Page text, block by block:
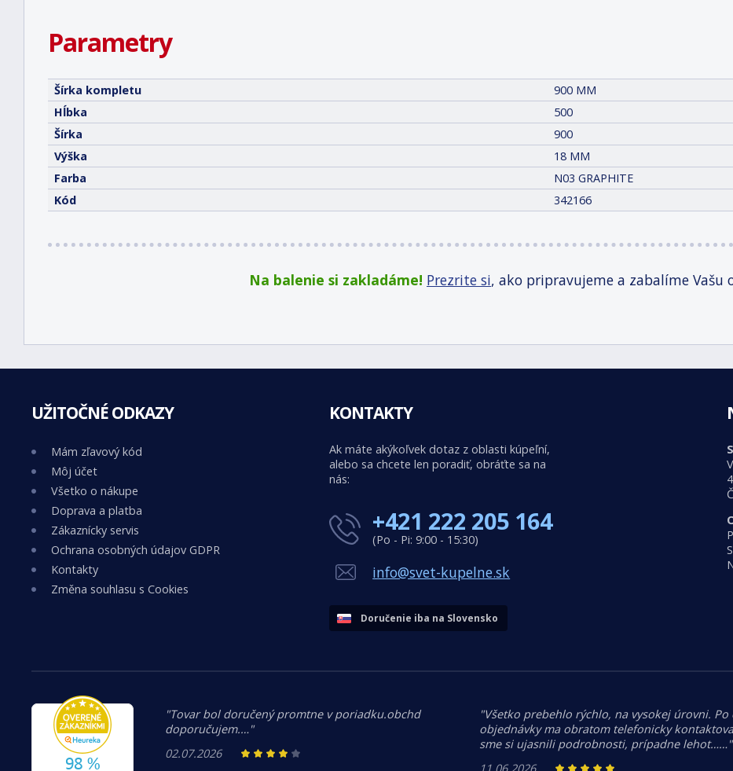
Parametry
Šírka kompletu
900 MM
Hĺbka
500
Šírka
900
Výška
18 MM
Farba
N03 GRAPHITE
Kód
342166
Na balenie si zakladáme! Prezrite si, ako pripravujeme a zabalíme Vašu
UŽITOČNÉ ODKAZY
Mám zľavový kód
Môj účet
Všetko o nákupe
Doprava a platba
Zákaznícky servis
Ochrana osobných údajov GDPR
Kontakty
Změna souhlasu s Cookies
KONTAKTY
Ak máte akýkoľvek dotaz z oblasti kúpeľní,
alebo sa chcete len poradiť, obráťte sa na
nás:
+421 222 205 164
(Po - Pi: 9:00 - 15:30)
info@svet-kupelne.sk
Doručenie iba na Slovensko
"Tovar bol doručený promtne v poriadku.obchd
doporučujem.…"
02.07.2026
"Všetko prebehlo rýchlo, na vysokej úrovni. Po
objednávky ma obratom telefonicky
sme si ujasnili podrobnosti, prípadne lehot……"